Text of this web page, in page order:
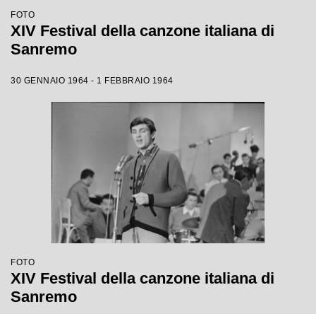
FOTO
XIV Festival della canzone italiana di
Sanremo
30 GENNAIO 1964 - 1 FEBBRAIO 1964
FOTO
XIV Festival della canzone italiana di
Sanremo